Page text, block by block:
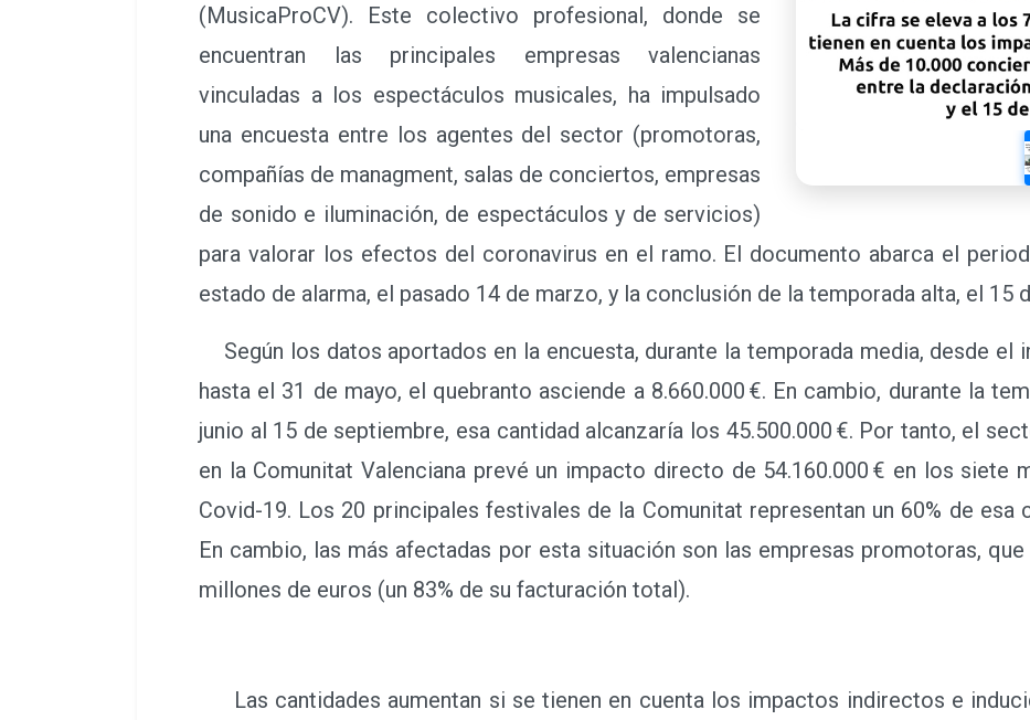
(MusicaProCV). Este colectivo profesional, donde se
encuentran las principales empresas valencianas
vinculadas a los espectáculos musicales, ha impulsado
una encuesta entre los agentes del sector (promotoras,
compañías de managment, salas de conciertos, empresas
de sonido e iluminación, de espectáculos y de servicios)
para valorar los efectos del coronavirus en el ramo. El documento abarca el
estado de alarma, el pasado 14 de marzo, y la conclusión de la temporada alta, el 15
Según los datos aportados en la encuesta, durante la temporada media, desde el
hasta el 31 de mayo, el quebranto asciende a 8.660.000 €. En cambio, durante la
junio al 15 de septiembre, esa cantidad alcanzaría los 45.500.000 €. Por tanto, el
en la Comunitat Valenciana prevé un impacto directo de 54.160.000 € en los siete
Covid-19. Los 20 principales festivales de la Comunitat representan un 60% de esa
En cambio, las más afectadas por esta situación son las empresas promotoras,
millones de euros (un 83% de su facturación total).
Las cantidades aumentan si se tienen en cuenta los impactos indirectos e